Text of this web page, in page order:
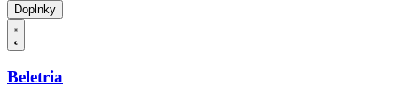
Doplnky
Beletria